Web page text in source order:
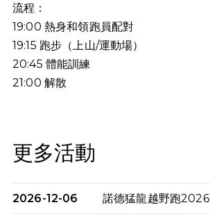
流程：
19:00 熱身和領跑員配對
19:15 跑步（上山/運動場）
20:45 體能訓練
21:00 解散
更多活動
2026-12-06 諾德猛龍越野跑2026